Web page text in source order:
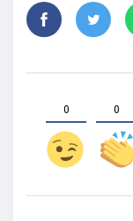
0 0